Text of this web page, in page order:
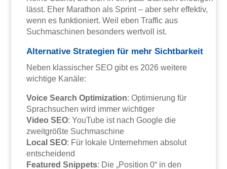
lässt. Eher Marathon als Sprint – aber sehr effektiv,
wenn es funktioniert. Weil eben Traffic aus
Suchmaschinen besonders wertvoll ist.
Alternative Strategien für mehr Sichtbarkeit
Neben klassischer SEO gibt es 2026 weitere
wichtige Kanäle:
Voice Search Optimization: Optimierung für
Sprachsuchen wird immer wichtiger
Video SEO: YouTube ist nach Google die
zweitgrößte Suchmaschine
Local SEO: Für lokale Unternehmen absolut
entscheidend
Featured Snippets: Die „Position 0“ in den